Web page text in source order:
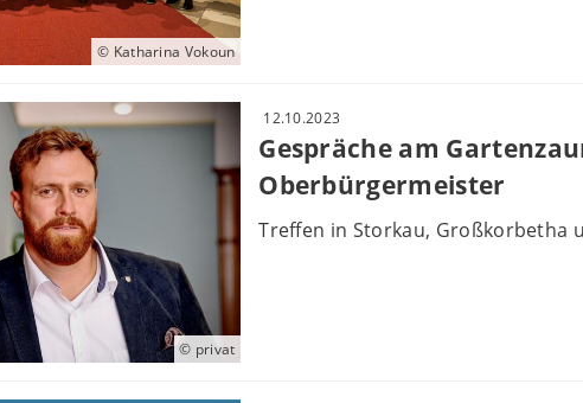
© Katharina Vokoun
© privat
12.10.2023
Gespräche am
Oberbürgermeister
Treffen in Storkau, Großkorbetha